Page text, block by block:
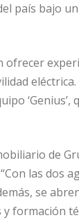
país bajo
‘Genius’,
de
las dos
se
formación